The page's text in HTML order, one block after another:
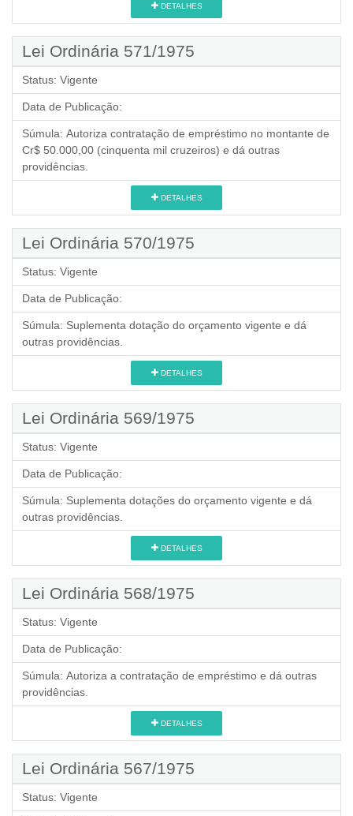
DETALHES
Lei Ordinária 571/1975
Status: Vigente
Data de Publicação:
Súmula: Autoriza contratação de empréstimo no montante de
Cr$ 50.000,00 (cinquenta mil cruzeiros) e dá outras
providências.
DETALHES
Lei Ordinária 570/1975
Status: Vigente
Data de Publicação:
Súmula: Suplementa dotação do orçamento vigente e dá
outras providências.
DETALHES
Lei Ordinária 569/1975
Status: Vigente
Data de Publicação:
Súmula: Suplementa dotações do orçamento vigente e dá
outras providências.
DETALHES
Lei Ordinária 568/1975
Status: Vigente
Data de Publicação:
Súmula: Autoriza a contratação de empréstimo e dá outras
providências.
DETALHES
Lei Ordinária 567/1975
Status: Vigente